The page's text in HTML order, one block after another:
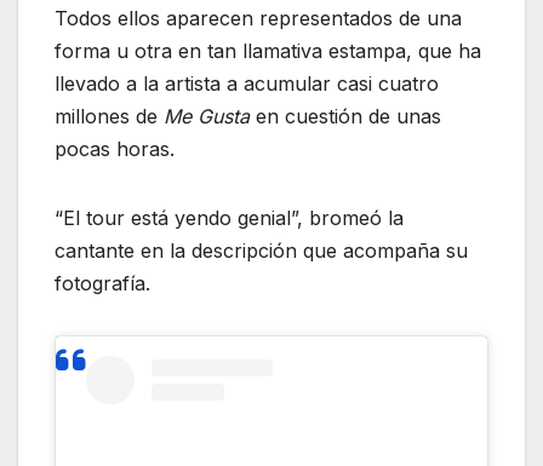
Todos ellos aparecen representados de una
forma u otra en tan llamativa estampa, que ha
llevado a la artista a acumular casi cuatro
millones de Me Gustaen cuestión de unas
pocas horas.
“El tour está yendo genial”, bromeó la
cantante en la descripción que acompaña su
fotografía.